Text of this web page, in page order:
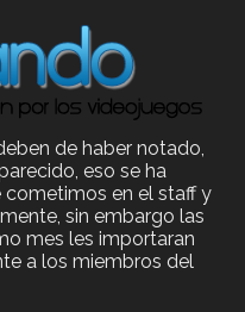
de haber notado,
eso se ha
cometimos en el staff y
sin embargo las
mes les importaran
a los miembros del